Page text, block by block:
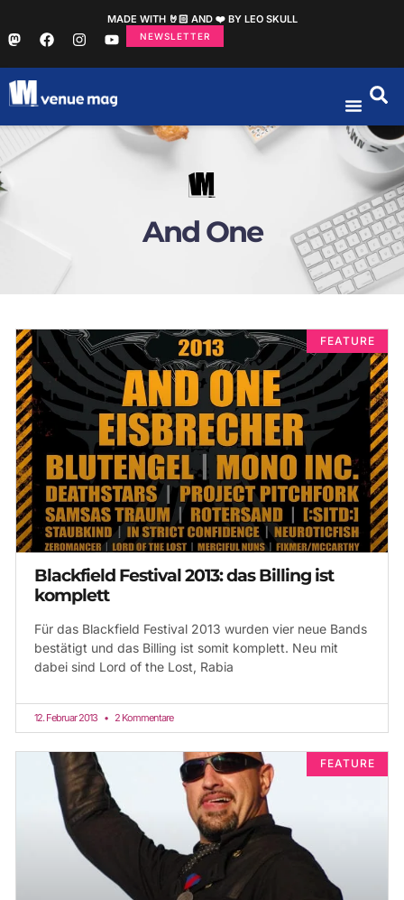
MADE WITH 🤘🏻 AND ❤️ BY LEO SKULL
NEWSLETTER
And One
FEATURE
Blackfield Festival 2013: das Billing ist
komplett
Für das Blackfield Festival 2013 wurden vier neue Bands
bestätigt und das Billing ist somit komplett. Neu mit
dabei sind Lord of the Lost, Rabia
12. Februar 2013 2 Kommentare
FEATURE